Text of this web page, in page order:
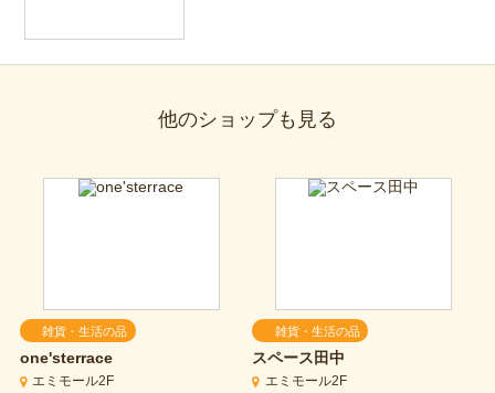
他のショップも見る
雑貨・生活の品
one'sterrace
エミモール2F
雑貨・生活の品
スペース田中
エミモール2F